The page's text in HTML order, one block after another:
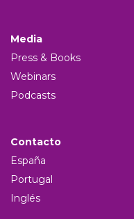
Media
Press & Books
Webinars
Podcasts
Contacto
España
Portugal
Inglés